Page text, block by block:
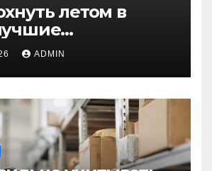
летом в
для
ADMIN